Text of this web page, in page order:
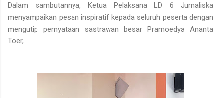
Dalam sambutannya, Ketua Pelaksana LD 6 Jurnaliska
menyampaikan pesan inspiratif kepada seluruh peserta dengan
mengutip pernyataan sastrawan besar Pramoedya Ananta
Toer,